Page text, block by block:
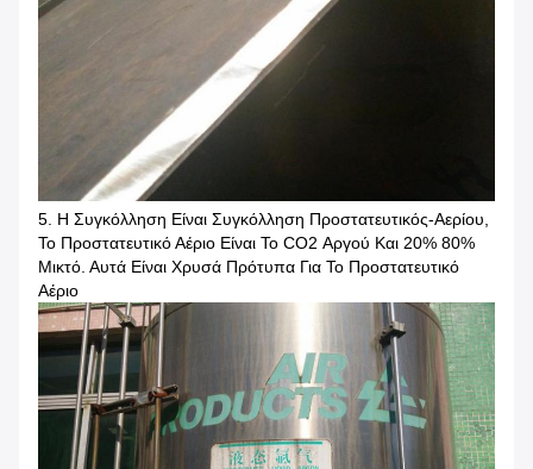
5. Η Συγκόλληση Είναι Συγκόλληση Προστατευτικός-Αερίου,
Το Προστατευτικό Αέριο Είναι Το CO2 Αργού Και 20% 80%
Μικτό. Αυτά Είναι Χρυσά Πρότυπα Για Το Προστατευτικό
Αέριο